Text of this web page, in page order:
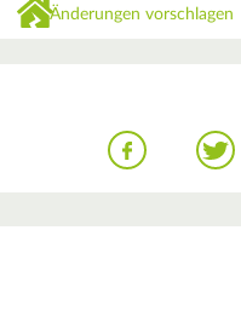
Änderungen vorschlagen